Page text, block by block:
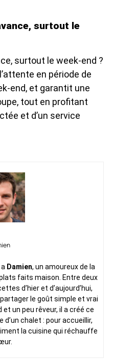
surtout le
surtout le week-end ?
en période de
end, et garantit une
tout en profitant
et d’un service
Damien, un amoureux de la
faits maison. Entre deux
d’hier et d’aujourd’hui,
le goût simple et vrai
un peu rêveur, il a créé ce
d’un chalet : pour accueillir,
la cuisine qui réchauffe